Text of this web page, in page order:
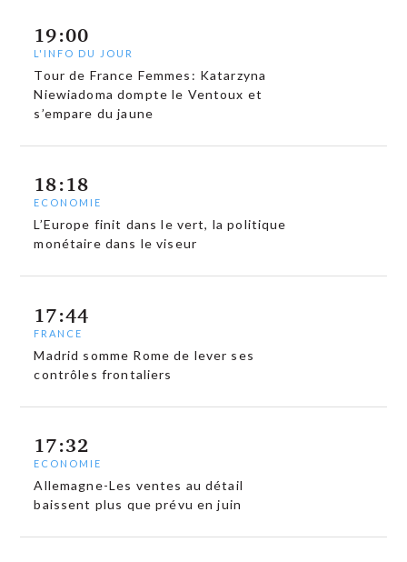
19:00
L'INFO DU JOUR
Tour de France Femmes: Katarzyna
Niewiadoma dompte le Ventoux et
s’empare du jaune
18:18
ECONOMIE
L’Europe finit dans le vert, la politique
monétaire dans le viseur
17:44
FRANCE
Madrid somme Rome de lever ses
contrôles frontaliers
17:32
ECONOMIE
Allemagne-Les ventes au détail
baissent plus que prévu en juin